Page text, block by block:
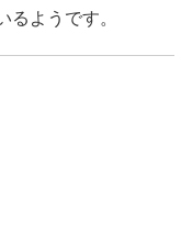
るようです。